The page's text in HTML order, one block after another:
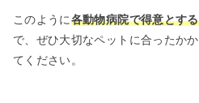
このように各動物病院で得意とす
で、ぜひ大切なペットに合ったか
てください。